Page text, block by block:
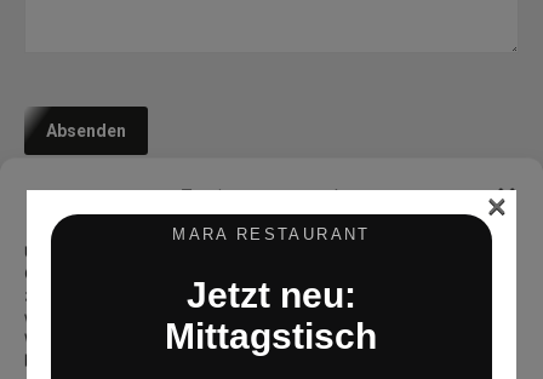
Zustimmung verwalten
Um dir ein optimales Erlebnis zu bieten, verwenden wir Technologien wie
Cookies, um Geräteinformationen zu speichern und/oder darauf
zuzugreifen. Wenn du diesen Technologien zustimmst, können wir Daten
wie das Surfverhalten oder eindeutige IDs auf dieser Website verarbeiten.
Wenn du deine Zustimmung nicht erteilst oder zurückziehst, können
bestimmte Merkmale und Funktionen beeinträchtigt werden.
MARA RESTAURANT
Jetzt neu:
Mittagstisch
×